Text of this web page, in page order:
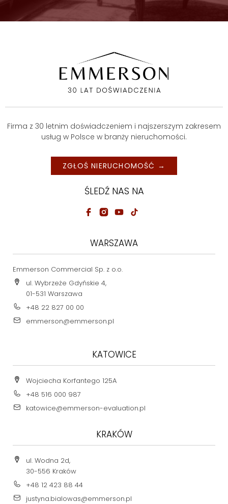
Firma z 30 letnim doświadczeniem i najszerszym zakresem
usług w Polsce w branży nieruchomości.
ZGŁOŚ NIERUCHOMOŚĆ →
ŚLEDŹ NAS NA
WARSZAWA
Emmerson Commercial Sp. z o.o.
ul. Wybrzeże Gdyńskie 4,
01-531 Warszawa
+48 22 827 00 00
emmerson@emmerson.pl
KATOWICE
Wojciecha Korfantego 125A
+48 516 000 987
katowice@emmerson-evaluation.pl
KRAKÓW
ul. Wodna 2d,
30-556 Kraków
+48 12 423 88 44
justyna.bialowas@emmerson.pl